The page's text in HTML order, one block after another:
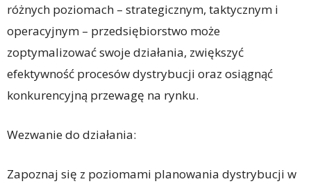
różnych poziomach – strategicznym, taktycznym i
operacyjnym – przedsiębiorstwo może
zoptymalizować swoje działania, zwiększyć
efektywność procesów dystrybucji oraz osiągnąć
konkurencyjną przewagę na rynku.
Wezwanie do działania:
Zapoznaj się z poziomami planowania dystrybucji w